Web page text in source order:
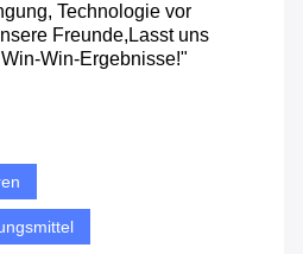
Technologie vor
Freunde,Lasst uns
Win-Ergebnisse!"